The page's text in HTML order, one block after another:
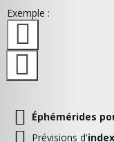
Exemple :
Éphémérides
Prévisions d'